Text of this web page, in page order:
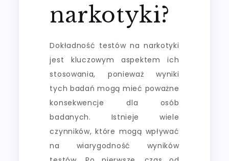
narkotyki?
Dokładność testów na narkotyki
jest kluczowym aspektem ich
stosowania, ponieważ wyniki
tych badań mogą mieć poważne
konsekwencje dla osób
badanych. Istnieje wiele
czynników, które mogą wpływać
na wiarygodność wyników